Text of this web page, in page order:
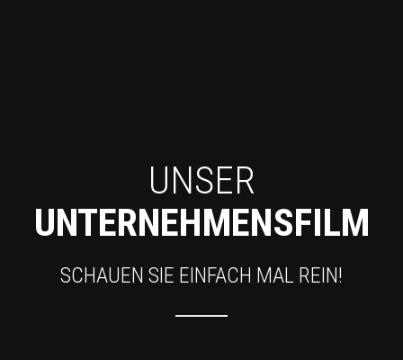
UNSER
UNTERNEHMENSFILM
SCHAUEN SIE EINFACH MAL REIN!